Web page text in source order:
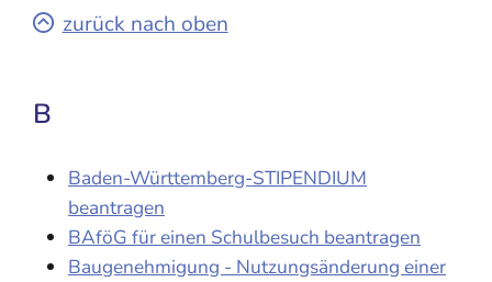
zurück nach oben
B
Baden-Württemberg-STIPENDIUM
beantragen
BAföG für einen Schulbesuch beantragen
Baugenehmigung - Nutzungsänderung einer